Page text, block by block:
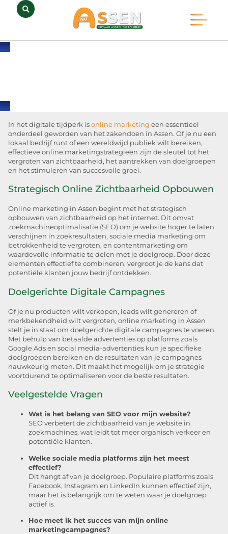
In het digitale tijdperk is online marketing een essentieel
onderdeel geworden van het zakendoen in Assen. Of je nu een
lokaal bedrijf runt of een wereldwijd publiek wilt bereiken,
effectieve online marketingstrategieën zijn de sleutel tot het
vergroten van zichtbaarheid, het aantrekken van doelgroepen
en het stimuleren van succesvolle groei.
Strategisch Online Zichtbaarheid Opbouwen
Online marketing in Assen begint met het strategisch
opbouwen van zichtbaarheid op het internet. Dit omvat
zoekmachineoptimalisatie (SEO) om je website hoger te laten
verschijnen in zoekresultaten, sociale media marketing om
betrokkenheid te vergroten, en contentmarketing om
waardevolle informatie te delen met je doelgroep. Door deze
elementen effectief te combineren, vergroot je de kans dat
potentiële klanten jouw bedrijf ontdekken.
Doelgerichte Digitale Campagnes
Of je nu producten wilt verkopen, leads wilt genereren of
merkbekendheid wilt vergroten, online marketing in Assen
stelt je in staat om doelgerichte digitale campagnes te voeren.
Met behulp van betaalde advertenties op platforms zoals
Google Ads en social media-advertenties kun je specifieke
doelgroepen bereiken en de resultaten van je campagnes
nauwkeurig meten. Dit maakt het mogelijk om je strategie
voortdurend te optimaliseren voor de beste resultaten.
Veelgestelde Vragen
Wat is het belang van SEO voor mijn website?
SEO verbetert de zichtbaarheid van je website in
zoekmachines, wat leidt tot meer organisch verkeer en
potentiële klanten.
Welke sociale media platforms zijn het meest
effectief?
Dit hangt af van je doelgroep. Populaire platforms zoals
Facebook, Instagram en LinkedIn kunnen effectief zijn,
maar het is belangrijk om te weten waar je doelgroep
actief is.
Hoe meet ik het succes van mijn online
marketingcampagnes?